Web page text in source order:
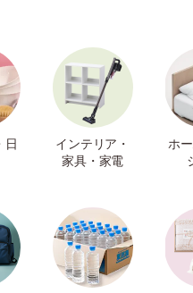
日
インテリア・
家具・家電
ホ